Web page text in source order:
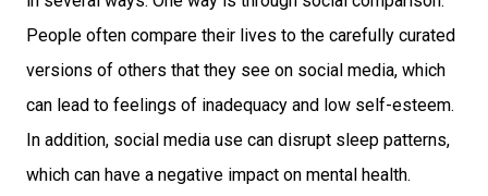
People often compare their lives to the carefully curated
versions of others that they see on social media, which
can lead to feelings of inadequacy and low self-esteem.
In addition, social media use can disrupt sleep patterns,
which can have a negative impact on mental health.